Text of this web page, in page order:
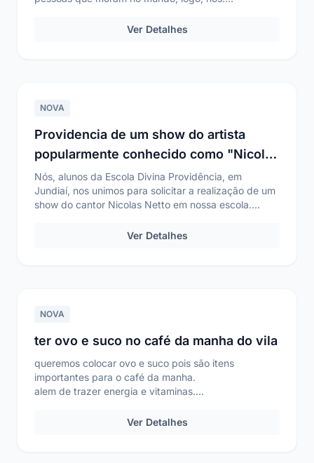
Ver Detalhes
NOVA
Providencia de um show do artista
popularmente conhecido como "Nicolas
Netto"
Nós, alunos da Escola Divina Providência, em
Jundiaí, nos unimos para solicitar a realização de um
show do cantor Nicolas Netto em nossa escola.
Ver Detalhes
NOVA
ter ovo e suco no café da manha do vila
queremos colocar ovo e suco pois são itens
importantes para o café da manha.
alem de trazer energia e vitaminas....
Ver Detalhes